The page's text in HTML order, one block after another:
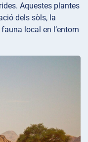
Aquestes plantes
dels sòls, la
local en l’entorn